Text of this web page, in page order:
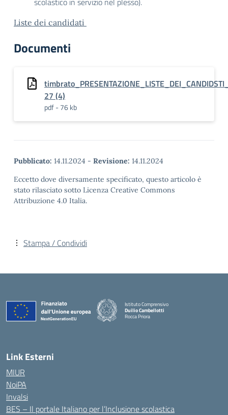
Liste dei candidati
Documenti
27 (4)
pdf - 76 kb
Pubblicato: 14.11.2024 - Revisione: 14.11.2024
Eccetto dove diversamente specificato, questo articolo è
stato rilasciato sotto Licenza Creative Commons
Attribuzione 4.0 Italia.
Stampa / Condividi
Istituto Comprensivo
Duilio Cambellotti
Rocca Priora
Link Esterni
MIUR
NoiPA
Invalsi
BES – Il portale Italiano per l’Inclusione scolastica